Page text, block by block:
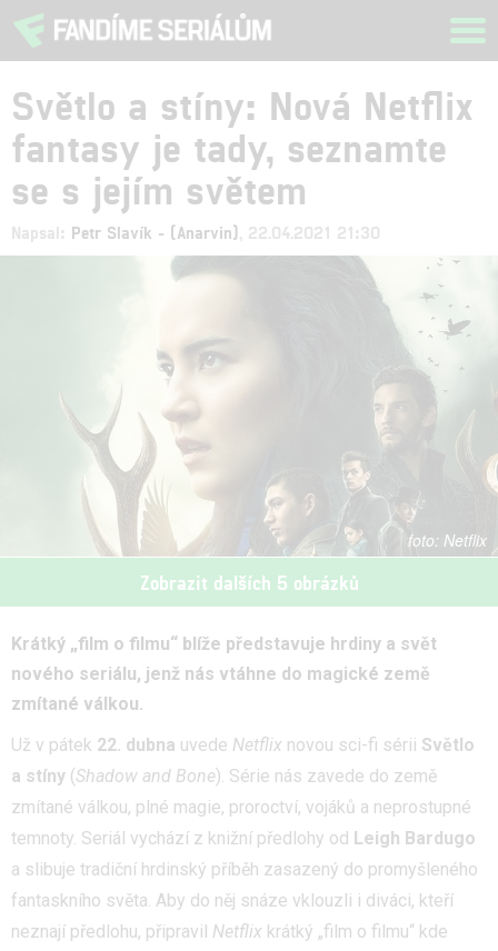
Světlo a stíny: Nová Netflix
fantasy je tady, seznamte
se s jejím světem
Napsal: Petr Slavík - (Anarvin) , 22.04.2021 21:30
Netflix
Zobrazit dalších 5 obrázků
Krátký „film o filmu“ blíže představuje hrdiny a svět
nového seriálu, jenž nás vtáhne do magické země
zmítané válkou.
Už v pátek 22. dubna uvede Netflix novou sci-fi sérii Světlo
a stíny (Shadow and Bone). Série nás zavede do země
zmítané válkou, plné magie, proroctví, vojáků a neprostupné
temnoty. Seriál vychází z knižní předlohy od Leigh Bardugo
a slibuje tradiční hrdinský příběh zasazený do promyšleného
fantaskního světa. Aby do něj snáze vklouzli i diváci, kteří
neznají předlohu, připravil Netflix krátký „film o filmu“ kde